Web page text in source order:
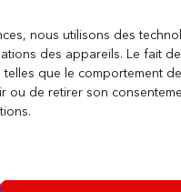
nous utilisons des
des appareils. Le fait
que le comportement
ou de retirer son
SUIVEZ NOUS